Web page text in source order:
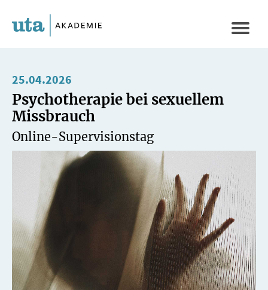
zum
25.04.2026
Psychotherapie bei sexuellem
Missbrauch
Online-Supervisionstag